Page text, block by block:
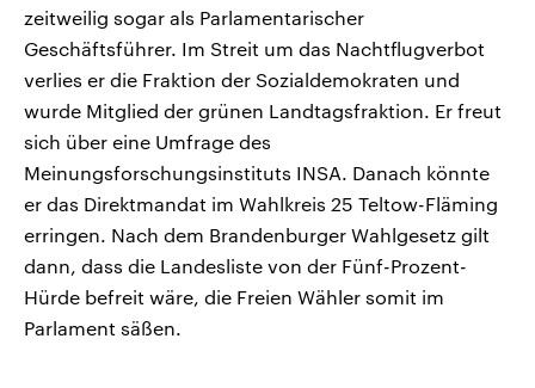
zeitweilig sogar als Parlamentarischer
Geschäftsführer. Im Streit um das Nachtflugverbot
verlies er die Fraktion der Sozialdemokraten und
wurde Mitglied der grünen Landtagsfraktion. Er freut
sich über eine Umfrage des
Meinungsforschungsinstituts INSA. Danach könnte
er das Direktmandat im Wahlkreis 25 Teltow-Fläming
erringen. Nach dem Brandenburger Wahlgesetz gilt
dann, dass die Landesliste von der Fünf-Prozent-
Hürde befreit wäre, die Freien Wähler somit im
Parlament säßen.